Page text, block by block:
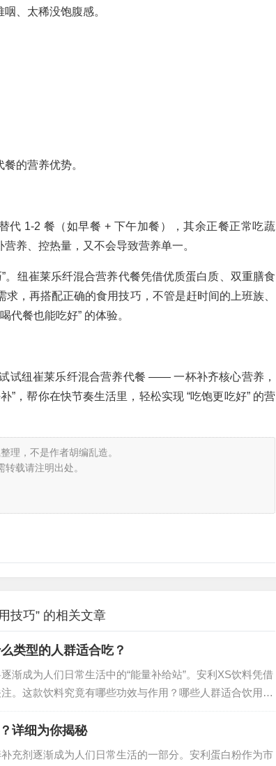
、太稀没饱腹感。
的营养优势。
1-2 餐（如早餐 + 下午加餐），其余正餐正常吃蔬
养、控热量，又不会导致营养单一。
。纽崔莱乐纤混合营养代餐凭借优质蛋白质、双重膳食
，再搭配正确的食用技巧，不管是赶时间的上班族、
代餐也能吃好” 的体验。
试纽崔莱乐纤混合营养代餐 —— 一杯补齐核心营养，
”，帮你在快节奏生活里，轻松实现 “吃饱更吃好” 的营
理，不是作者胡编乱造。
载请注明出处。
技巧” 的相关文章
类型的人群适合吃？
渐成为人们日常生活中的“能量补给站”。安利XS饮料凭借
。这款饮料究竟有哪些功效与作用？哪些人群适合饮用？
详细为你揭秘
充剂逐渐成为人们日常生活的一部分。安利蛋白粉作为市